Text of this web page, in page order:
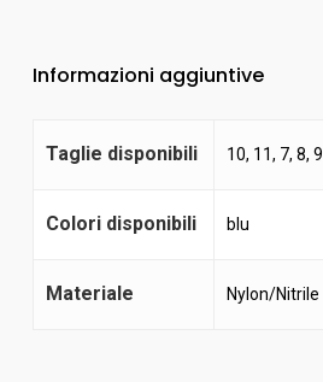
Informazioni aggiuntive
Taglie disponibili 10, 11, 7, 8, 9
Colori disponibili blu
Materiale Nylon/Nitrile